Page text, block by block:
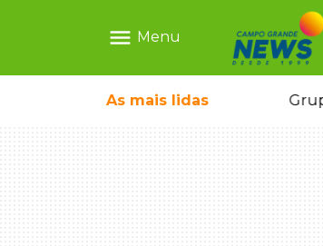
menu Menu
As mais lidas
deixou 4 mortos e 8 feridos